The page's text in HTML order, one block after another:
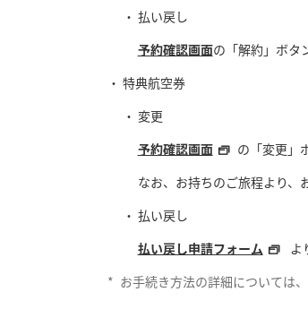
払い戻し
予約確認画面の「解約」ボタ
特典航空券
変更
予約確認画面
の「変更」
なお、お持ちのご旅程より、
払い戻し
払い戻し申請フォーム
よ
* お手続き方法の詳細については、